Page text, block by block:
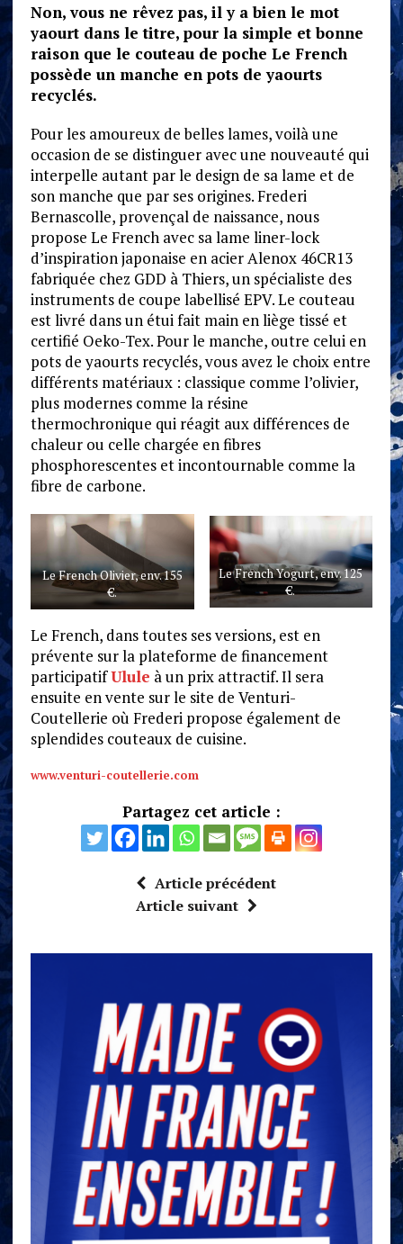
Non, vous ne rêvez pas, il y a bien le mot
yaourt dans le titre, pour la simple et bonne
raison que le couteau de poche Le French
possède un manche en pots de yaourts
recyclés.
Pour les amoureux de belles lames, voilà une
occasion de se distinguer avec une nouveauté qui
interpelle autant par le design de sa lame et de
son manche que par ses origines. Frederi
Bernascolle, provençal de naissance, nous
propose Le French avec sa lame liner-lock
d’inspiration japonaise en acier Alenox 46CR13
fabriquée chez GDD à Thiers, un spécialiste des
instruments de coupe labellisé EPV. Le couteau
est livré dans un étui fait main en liège tissé et
certifié Oeko-Tex. Pour le manche, outre celui en
pots de yaourts recyclés, vous avez le choix entre
différents matériaux : classique comme l’olivier,
plus modernes comme la résine
thermochronique qui réagit aux différences de
chaleur ou celle chargée en fibres
phosphorescentes et incontournable comme la
fibre de carbone.
Le French Olivier, env. 155
€.
Le French Yogurt, env. 125
€.
Le French, dans toutes ses versions, est en
prévente sur la plateforme de financement
participatifUlule à un prix attractif. Il sera
ensuite en vente sur le site de Venturi-
Coutellerie où Frederi propose également de
splendides couteaux de cuisine.
www.venturi-coutellerie.com
Partagez cet article :
Article précédent
Article suivant